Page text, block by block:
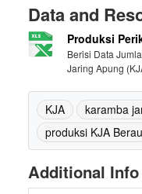
Data and
Produksi
Berisi Data
Jaring Apung
KJA
karamba
produksi KJA Berau
Additional Info